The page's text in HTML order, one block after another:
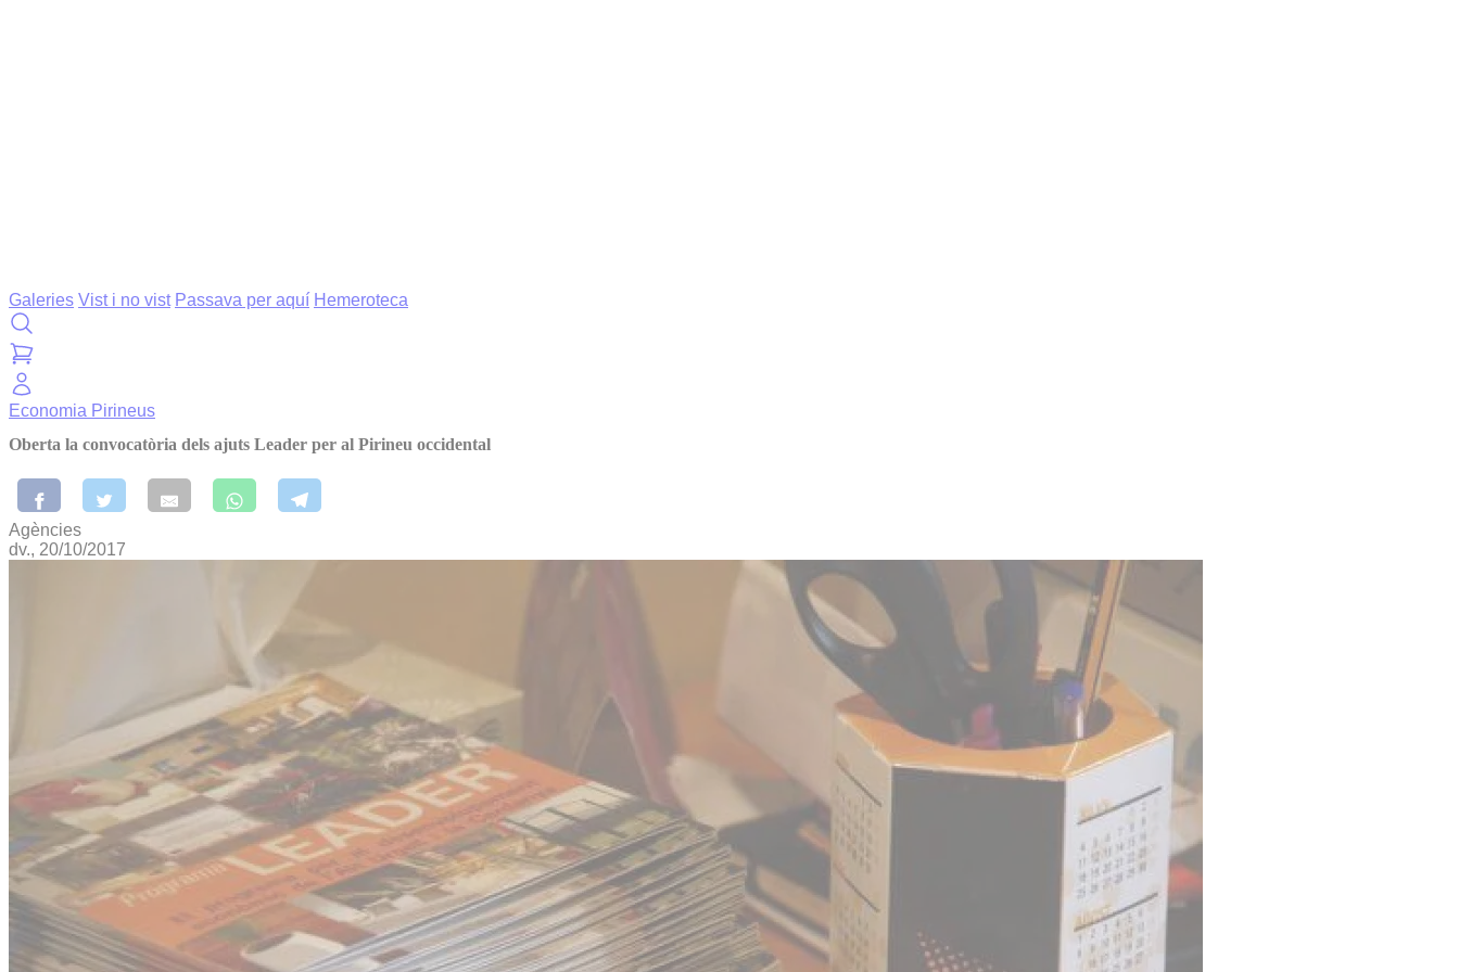
Galeries Vist i no vist Passava per aquí Hemeroteca
Economia Pirineus
Oberta la convocatòria dels ajuts Leader per al Pirineu occidental
Agències
dv., 20/10/2017